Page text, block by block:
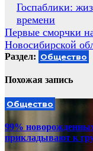
Навигация
по
записям
Госпаблики:
времени
Первые сморчки
Новосибирской
Раздел: Общество
Похожая запись
Общество
99%
прикладывают к